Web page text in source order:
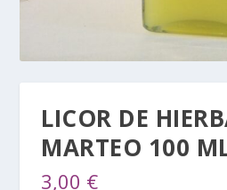
LICOR DE
MARTEO 100
3,00 €